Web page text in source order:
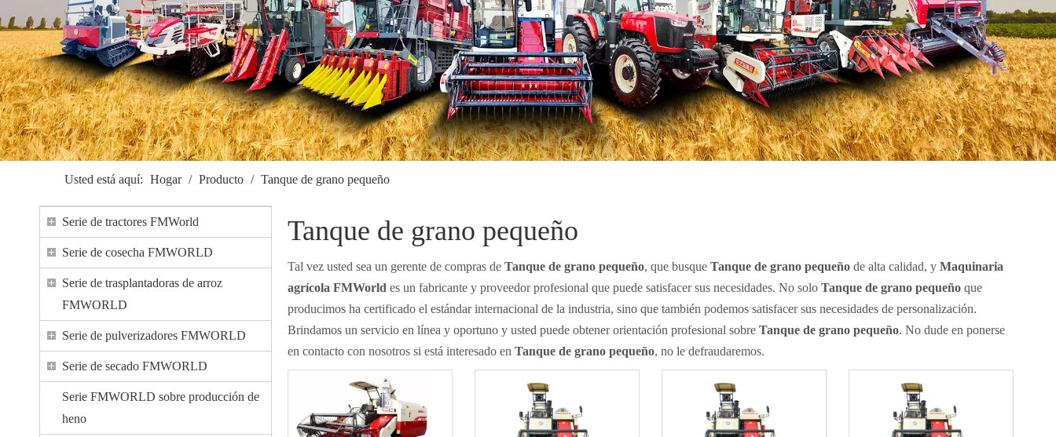
Usted está aquí: Hogar / Producto / Tanque de grano pequeño
Serie de tractores FMWorld
Serie de cosecha FMWORLD
Serie de trasplantadoras de arroz
FMWORLD
Serie de pulverizadores FMWORLD
Serie de secado FMWORLD
Serie FMWORLD sobre producción de
heno
Tanque de grano pequeño
Tal vez usted sea un gerente de compras de Tanque de grano pequeño, que busque Tanque de grano pequeño de alta calidad, y Maquinaria
agrícola FMWorld es un fabricante y proveedor profesional que puede satisfacer sus necesidades. No solo Tanque de grano pequeño que
producimos ha certificado el estándar internacional de la industria, sino que también podemos satisfacer sus necesidades de personalización.
Brindamos un servicio en línea y oportuno y usted puede obtener orientación profesional sobre Tanque de grano pequeño. No dude en ponerse
en contacto con nosotros si está interesado en Tanque de grano pequeño, no le defraudaremos.